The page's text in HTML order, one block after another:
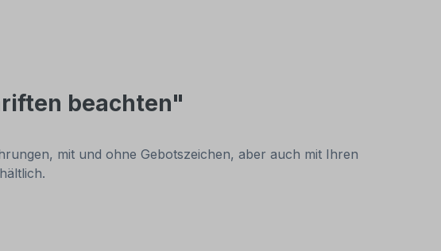
beachten"
mit und ohne Gebotszeichen, aber auch mit Ihren